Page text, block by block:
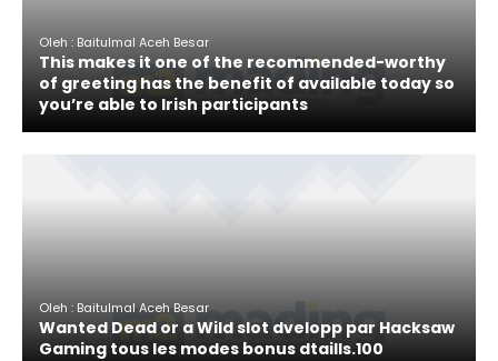
Oleh : Baitulmal Aceh Besar
This makes it one of the recommended-worthy
of greeting has the benefit of available today so
you’re able to Irish participants
Oleh : Baitulmal Aceh Besar
Wanted Dead or a Wild slot dvelopp par Hacksaw
Gaming tous les modes bonus dtaills.100